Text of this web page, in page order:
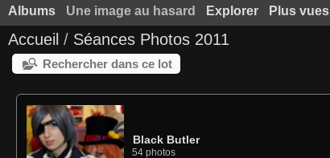
Albums Une image au hasard Explorer Plus vues
Accueil / Séances Photos 2011
Rechercher dans ce lot
Black Butler
54 photos